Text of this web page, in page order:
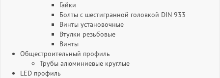
Гайки
Болты с шестигранной головкой DIN 933
Винты установочные
Втулки резьбовые
Винты
Общестроительный профиль
Трубы алюминиевые круглые
LED профиль